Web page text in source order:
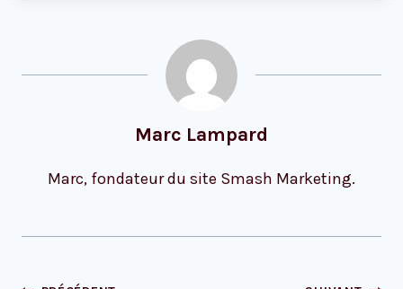
Marc Lampard
Marc, fondateur du site Smash Marketing.